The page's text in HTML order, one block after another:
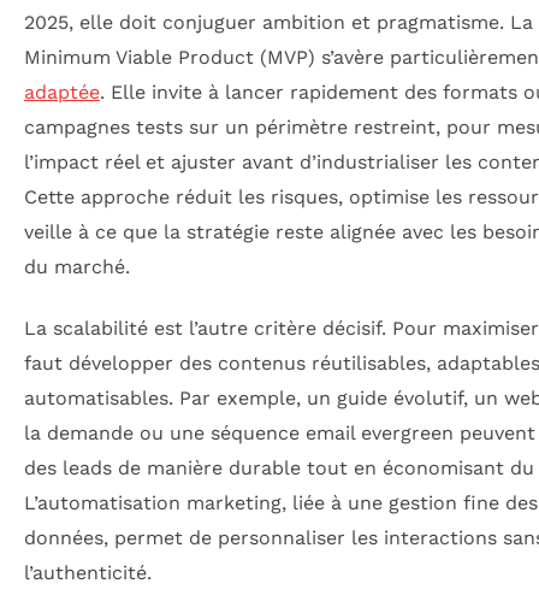
2025, elle doit conjuguer ambition et pragmatisme.
Minimum Viable Product (MVP) s’avère
adaptée. Elle invite à lancer rapidement des formats
campagnes tests sur un périmètre restreint, pour
l’impact réel et ajuster avant d’industrialiser les
Cette approche réduit les risques, optimise les
veille à ce que la stratégie reste alignée avec les
du marché.
La scalabilité est l’autre critère décisif. Pour
faut développer des contenus réutilisables,
automatisables. Par exemple, un guide évolutif, un
la demande ou une séquence email evergreen
des leads de manière durable tout en économisant
L’automatisation marketing, liée à une gestion fine des
données, permet de personnaliser les interactions
l’authenticité.